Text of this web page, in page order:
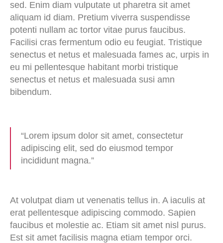
sed. Enim diam vulputate ut pharetra sit amet
aliquam id diam. Pretium viverra suspendisse
potenti nullam ac tortor vitae purus faucibus.
Facilisi cras fermentum odio eu feugiat. Tristique
senectus et netus et malesuada fames ac, urpis in
eu mi pellentesque habitant morbi tristique
senectus et netus et malesuada susi amn
bibendum.
“Lorem ipsum dolor sit amet, consectetur
adipiscing elit, sed do eiusmod tempor
incididunt magna.”
At volutpat diam ut venenatis tellus in. A iaculis at
erat pellentesque adipiscing commodo. Sapien
faucibus et molestie ac. Etiam sit amet nisl purus.
Est sit amet facilisis magna etiam tempor orci.